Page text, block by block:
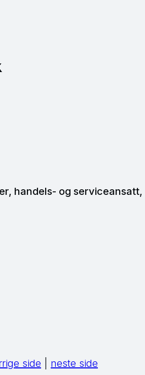
handels- og serviceansatt,
side neste side